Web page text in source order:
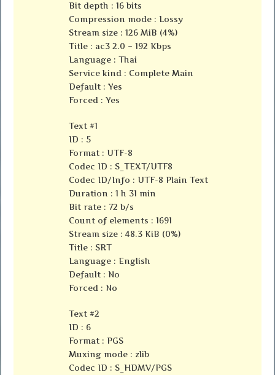
Bit depth : 16 bits
Compression mode : Lossy
Stream size : 126 MiB (4%)
Title : ac3 2.0 – 192 Kbps
Language : Thai
Service kind : Complete Main
Default : Yes
Forced : Yes
Text #1
ID : 5
Format : UTF-8
Codec ID : S_TEXT/UTF8
Codec ID/Info : UTF-8 Plain Text
Duration : 1 h 31 min
Bit rate : 72 b/s
Count of elements : 1691
Stream size : 48.3 KiB (0%)
Title : SRT
Language : English
Default : No
Forced : No
Text #2
ID : 6
Format : PGS
Muxing mode : zlib
Codec ID : S_HDMV/PGS